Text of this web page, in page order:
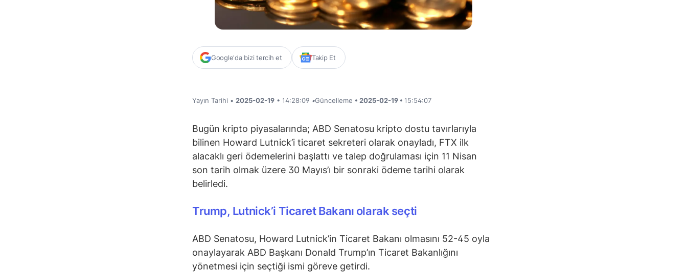
Google'da bizi tercih et Takip Et
Yayın Tarihi • 2025-02-19 • 14:28:09 •Güncelleme • 2025-02-19 • 15:54:07
Bugün kripto piyasalarında; ABD Senatosu kripto dostu tavırlarıyla
bilinen Howard Lutnick’i ticaret sekreteri olarak onayladı, FTX ilk
alacaklı geri ödemelerini başlattı ve talep doğrulaması için 11 Nisan
son tarih olmak üzere 30 Mayıs’ı bir sonraki ödeme tarihi olarak
belirledi.
Trump, Lutnick’i Ticaret Bakanı olarak seçti
ABD Senatosu, Howard Lutnick’in Ticaret Bakanı olmasını 52-45 oyla
onaylayarak ABD Başkanı Donald Trump’ın Ticaret Bakanlığını
yönetmesi için seçtiği ismi göreve getirdi.